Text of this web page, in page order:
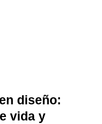
diseño:
vida y